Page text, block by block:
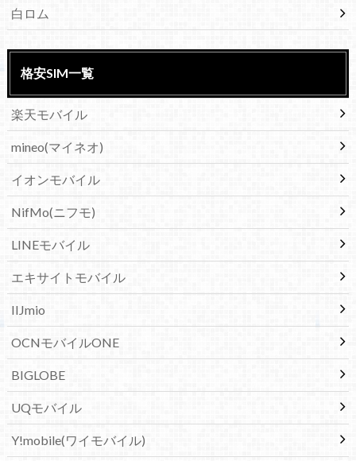
白ロム
格安SIM一覧
楽天モバイル
mineo(マイネオ)
イオンモバイル
NifMo(ニフモ)
LINEモバイル
エキサイトモバイル
IIJmio
OCNモバイルONE
BIGLOBE
UQモバイル
Y!mobile(ワイモバイル)